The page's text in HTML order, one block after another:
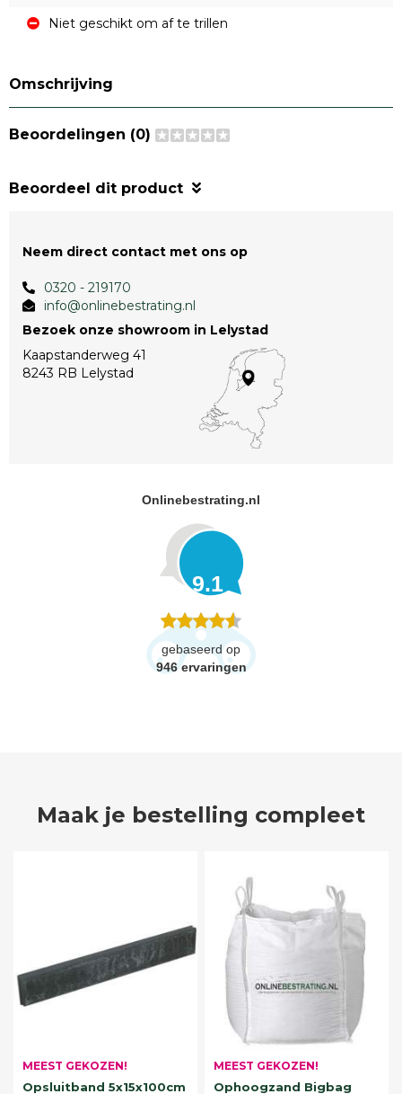
Niet geschikt om af te trillen
Omschrijving
Beoordelingen (0)
Beoordeel dit product
Neem direct contact met ons op
0320 - 219170
info@onlinebestrating.nl
Bezoek onze showroom in Lelystad
Kaapstanderweg 41
8243 RB Lelystad
Onlinebestrating.nl
9.1
gebaseerd op
946 ervaringen
Maak je bestelling compleet
MEEST GEKOZEN!
Opsluitband 5x15x100cm
MEEST GEKOZEN!
Ophoogzand Bigbag